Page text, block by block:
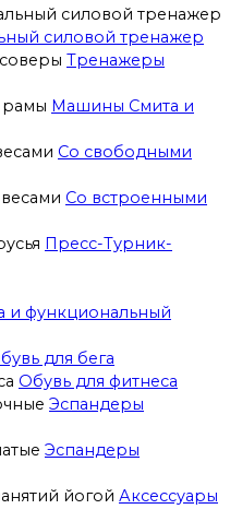
силовой тренажер
Тренажеры
Машины Смита и
Со свободными
Со встроенными
Пресс-Турник-
и функциональный
для бега
Обувь для фитнеса
Эспандеры
Эспандеры
Аксессуары